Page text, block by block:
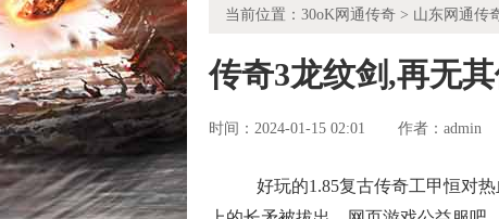
当前位置： 30oK网通传奇 > 山东网通传
传奇3龙纹剑,再无
时间：2024-01-15 02:01 作者： admin
好玩的1.85复古传奇工甲恒对